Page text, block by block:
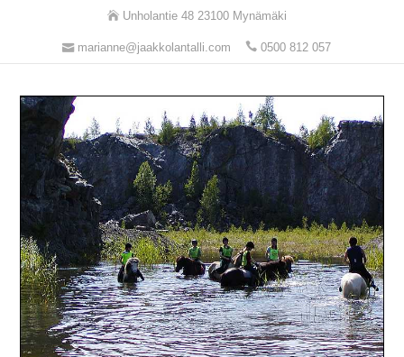
Unholantie 48 23100 Mynämäki
marianne@jaakkolantalli.com 0500 812 057